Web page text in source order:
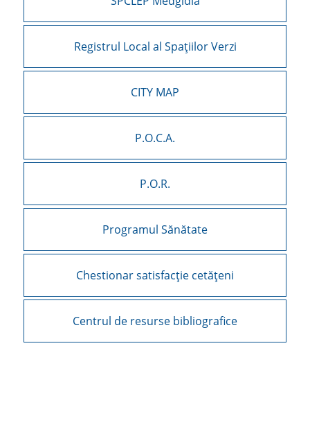
Registrul Local al Spațiilor Verzi
CITY MAP
P.O.C.A.
P.O.R.
Programul Sănătate
Chestionar satisfacție cetățeni
Centrul de resurse bibliografice